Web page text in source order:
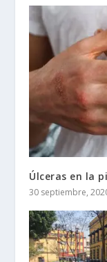
Úlceras en la
30 septiembre,